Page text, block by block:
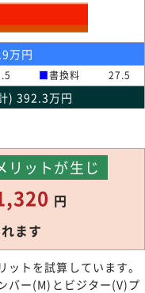
万円
■書換料 27.5
) 392.3万円
リットが生じ
円
ます
トを試算しています。
バー(M)とビジター(V)プ